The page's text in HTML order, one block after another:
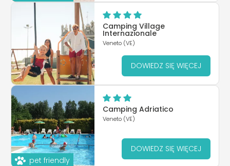
Camping Village
Internazionale
Veneto (VE)
DOWIEDZ SIĘ WIĘCEJ
pet friendly
Camping Adriatico
Veneto (VE)
DOWIEDZ SIĘ WIĘCEJ